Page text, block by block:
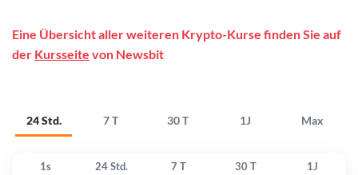
24 Std. 7 T 30 T 1J Max
Eine Übersicht aller weiteren Krypto-Kurse finden Sie auf
der Kursseite von Newsbit
1s 24 Std. 7 T 30 T 1J